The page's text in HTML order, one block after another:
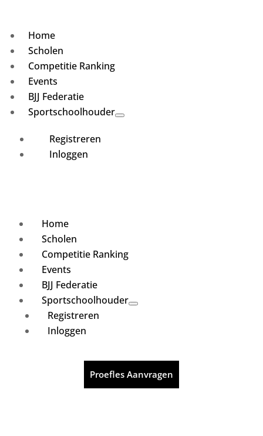
Home
Scholen
Competitie Ranking
Events
BJJ Federatie
Sportschoolhouder
Registreren
Inloggen
Home
Scholen
Competitie Ranking
Events
BJJ Federatie
Sportschoolhouder
Registreren
Inloggen
Proefles Aanvragen